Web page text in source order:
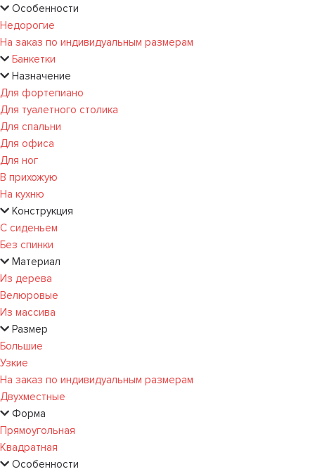
Особенности
Недорогие
На заказ по индивидуальным размерам
Банкетки
Назначение
Для фортепиано
Для туалетного столика
Для спальни
Для офиса
Для ног
В прихожую
На кухню
Конструкция
С сиденьем
Без спинки
Материал
Из дерева
Велюровые
Из массива
Размер
Большие
Узкие
На заказ по индивидуальным размерам
Двухместные
Форма
Прямоугольная
Квадратная
Особенности